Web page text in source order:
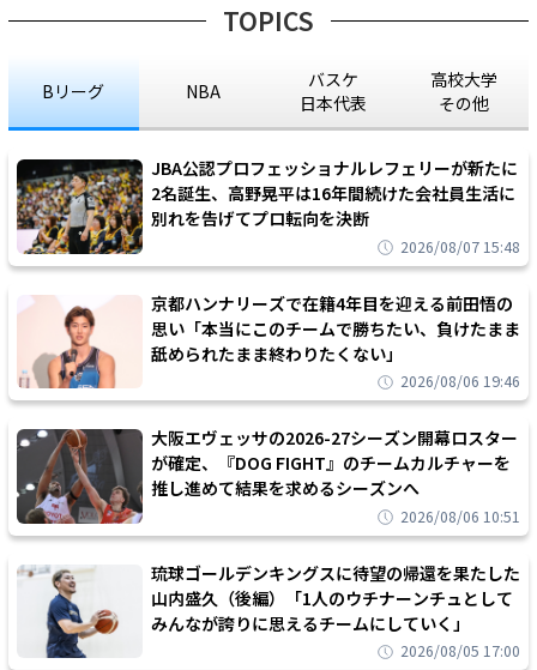
TOPICS
Bリーグ NBA
バスケ
日本代表
高校大学
その他
JBA公認プロフェッショナルレフェリーが新たに
2名誕生、高野晃平は16年間続けた会社員生活に
別れを告げてプロ転向を決断
2026/08/07 15:48
京都ハンナリーズで在籍4年目を迎える前田悟の
思い「本当にこのチームで勝ちたい、負けたまま
舐められたまま終わりたくない」
2026/08/06 19:46
大阪エヴェッサの2026-27シーズン開幕ロスター
が確定、『DOG FIGHT』のチームカルチャーを
推し進めて結果を求めるシーズンへ
2026/08/06 10:51
琉球ゴールデンキングスに待望の帰還を果たした
山内盛久（後編）「1人のウチナーンチュとして
みんなが誇りに思えるチームにしていく」
2026/08/05 17:00